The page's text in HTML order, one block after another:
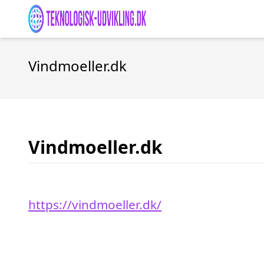
Vindmoeller.dk
Vindmoeller.dk
https://vindmoeller.dk/